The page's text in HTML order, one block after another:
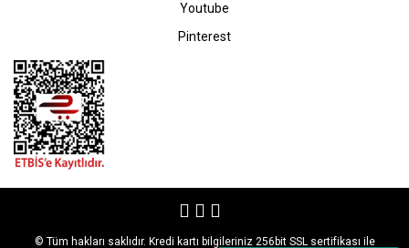
Youtube
Pinterest
© Tüm hakları saklıdır. Kredi kartı bilgileriniz 256bit SSL sertifikası ile